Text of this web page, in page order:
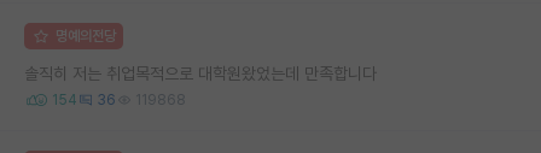
명예의전당
솔직히 저는 취업목적으로 대학원왔었는데 만족합니다
154 36 119868